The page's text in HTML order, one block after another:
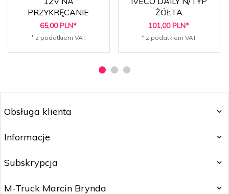
PRZYKRĘCANIE
65,00 PLN*
* z podatkiem VAT
ŻÓŁTA
101,00 PLN*
* z podatkiem VAT
Obsługa klienta
Informacje
Subskrypcja
M-Truck Marcin Brynda